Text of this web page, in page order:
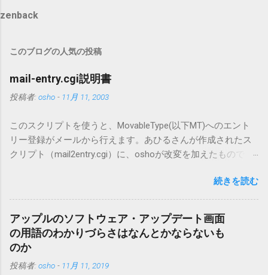
zenback
このブログの人気の投稿
mail-entry.cgi説明書
投稿者: osho - 11月 11, 2003
このスクリプトを使うと、MovableType(以下MT)へのエント
リー登録がメールから行えます。あひるさんが作成されたス
クリプト（mail2entry.cgi）に、oshoが改変を加えたもので
ーも出来ます。 バージョン0.5.3以降の動作確認はMT3.11で行
っています。0.5.2まではMT2.661で確認していました。0.5.3以
降もたぶん動くと思います。 現在のバージョンは0.5.3です。
（2004/12/4リリース）※0.6.3を公開しています。まだ心配な
点が多いため、こちらにはリンクしていません。安定を求め
る方は0.5.3を、新版の機能が必要な方は0.6.3をご利用くださ
い。 こちら からどうぞ。 0.3.6までのバージョンに、エント
続きを読む
アップルのソフトウェア・アップデート画面
の用語のわかりづらさはなんとかならないも
のか
投稿者: osho - 11月 11, 2019